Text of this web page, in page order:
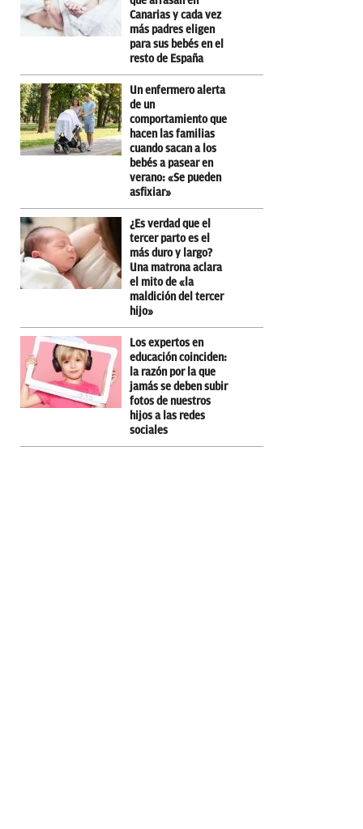
Canarias y cada vez
más padres eligen
para sus bebés en el
resto de España
Un enfermero alerta
de un
comportamiento que
hacen las familias
cuando sacan a los
bebés a pasear en
verano: «Se pueden
asfixiar»
¿Es verdad que el
tercer parto es el
más duro y largo?
Una matrona aclara
el mito de «la
maldición del tercer
hijo»
Los expertos en
educación coinciden:
la razón por la que
jamás se deben subir
fotos de nuestros
hijos a las redes
sociales